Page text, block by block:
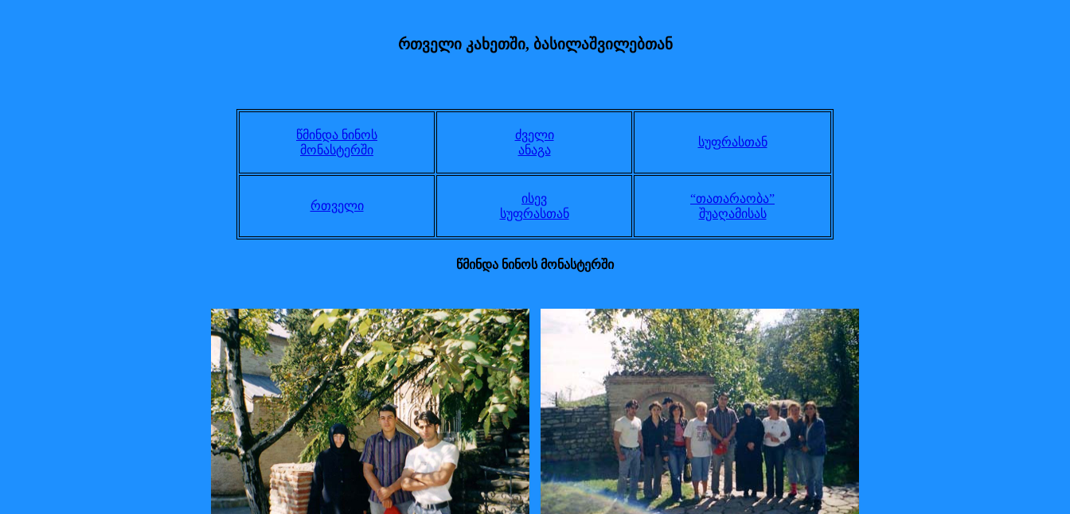
რთველი კახეთში, ბასილაშვილებთან
წმინდა ნინოს
მონასტერში
ძველი
ანაგა
სუფრასთან
რთველი
ისევ
სუფრასთან
“თათარაობა”
შუაღამისას
წმინდა ნინოს მონასტერში